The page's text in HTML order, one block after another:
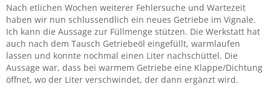
Nach etlichen Wochen weiterer Fehlersuche und Wartezeit
haben wir nun schlussendlich ein neues Getriebe im Vignale.
Ich kann die Aussage zur Füllmenge stützen. Die Werkstatt hat
auch nach dem Tausch Getriebeöl eingefüllt, warmlaufen
lassen und konnte nochmal einen Liter nachschüttel. Die
Aussage war, dass bei warmem Getriebe eine Klappe/Dichtung
öffnet, wo der Liter verschwindet, der dann ergänzt wird.